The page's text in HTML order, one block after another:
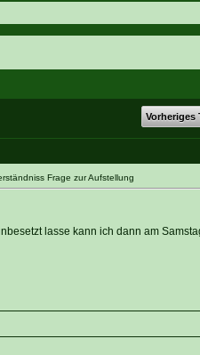
Saisonübergang
Vorheriges
Frage zur Aufstellung
lasse kann ich dann am